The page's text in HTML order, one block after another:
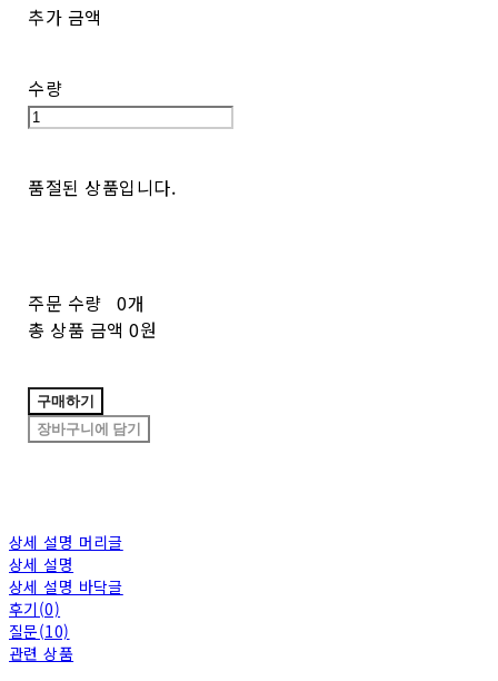
추가 금액
수량
품절된 상품입니다.
주문 수량 0개
총 상품 금액 0원
구매하기
장바구니에 담기
상세 설명 머리글
상세 설명
상세 설명 바닥글
후기(0)
질문(10)
관련 상품